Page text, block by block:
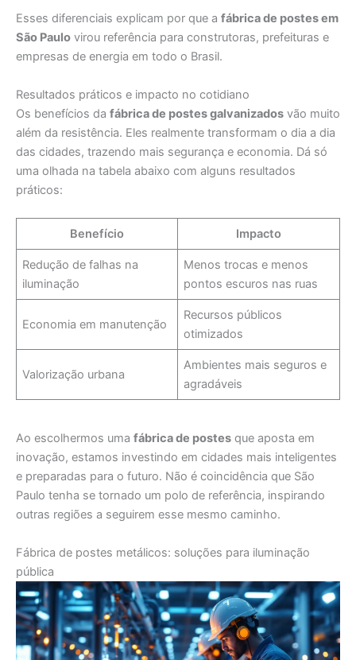
Esses diferenciais explicam por que a fábrica de postes em
São Paulo virou referência para construtoras, prefeituras e
empresas de energia em todo o Brasil.
Resultados práticos e impacto no cotidiano
Os benefícios da fábrica de postes galvanizados vão muito
além da resistência. Eles realmente transformam o dia a dia
das cidades, trazendo mais segurança e economia. Dá só
uma olhada na tabela abaixo com alguns resultados
práticos:
Benefício Impacto
Redução de falhas na
iluminação
Menos trocas e menos
pontos escuros nas ruas
Economia em manutenção
Recursos públicos
otimizados
Valorização urbana
Ambientes mais seguros e
agradáveis
Ao escolhermos uma fábrica de postes que aposta em
inovação, estamos investindo em cidades mais inteligentes
e preparadas para o futuro. Não é coincidência que São
Paulo tenha se tornado um polo de referência, inspirando
outras regiões a seguirem esse mesmo caminho.
Fábrica de postes metálicos: soluções para iluminação
pública